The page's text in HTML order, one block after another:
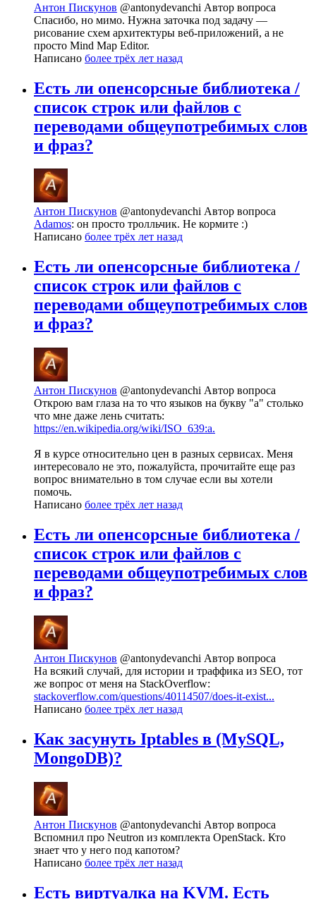
Антон Пискунов @antonydevanchi Автор вопроса
Спасибо, но мимо. Нужна заточка под задачу —
рисование схем архитектуры веб-приложений, а не
просто Mind Map Editor.
Написано более трёх лет назад
Есть ли опенсорсные библиотека /
список строк или файлов с
переводами общеупотребимых слов
и фраз?
Антон Пискунов @antonydevanchi Автор вопроса
Adamos: он просто тролльчик. Не кормите :)
Написано более трёх лет назад
Есть ли опенсорсные библиотека /
список строк или файлов с
переводами общеупотребимых слов
и фраз?
Антон Пискунов @antonydevanchi Автор вопроса
Открою вам глаза на то что языков на букву "а" столько
что мне даже лень считать:
https://en.wikipedia.org/wiki/ISO_639:a.
Я в курсе относительно цен в разных сервисах. Меня
интересовало не это, пожалуйста, прочитайте еще раз
вопрос внимательно в том случае если вы хотели
помочь.
Написано более трёх лет назад
Есть ли опенсорсные библиотека /
список строк или файлов с
переводами общеупотребимых слов
и фраз?
Антон Пискунов @antonydevanchi Автор вопроса
На всякий случай, для истории и траффика из SEO, тот
же вопрос от меня на StackOverflow:
stackoverflow.com/questions/40114507/does-it-exist...
Написано более трёх лет назад
Как засунуть Iptables в (MySQL,
MongoDB)?
Антон Пискунов @antonydevanchi Автор вопроса
Вспомнил про Neutron из комплекта OpenStack. Кто
знает что у него под капотом?
Написано более трёх лет назад
Есть виртуалка на KVM. Есть